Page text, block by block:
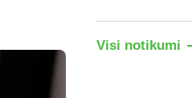
Visi notikumi